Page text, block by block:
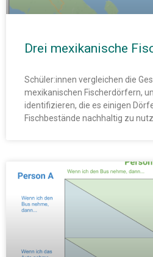
Drei mexikanische
Schüler:innen vergleichen die
mexikanischen Fischerdörfern,
identifizieren, die es einigen
Fischbestände nachhaltig zu